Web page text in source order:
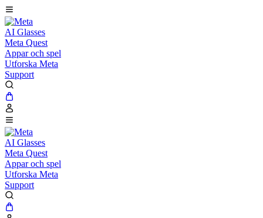
AI Glasses
Meta Quest
Appar och spel
Utforska Meta
Support
AI Glasses
Meta Quest
Appar och spel
Utforska Meta
Support